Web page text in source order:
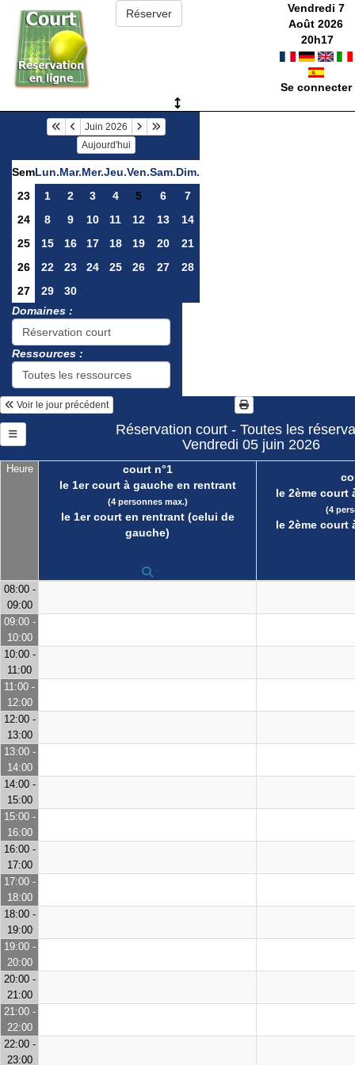
Vendredi 7
Août 2026
20h17
Se connecter
Juin 2026
Aujourd'hui
SemLun.Mar.Mer.Jeu.Ven.Sam.Dim.
23
1 2 3 4 5 6
7
24
8 9 10 11 12 13
14
25
15 16 17 18 19 20
21
26
22 23 24 25 26 27
28
27
29
30
Domaines :
Ressources :
Voir le jour précédent
Réservation court - Toutes les
Vendredi 05 juin 2026
Heure
court n°1
le 1er court à gauche en rentrant
(4 personnes max.)
le 1er court en rentrant (celui de
gauche)
le 2ème court
(4
le 2ème court
08:00 -
09:00
09:00 -
10:00
10:00 -
11:00
11:00 -
12:00
12:00 -
13:00
13:00 -
14:00
14:00 -
15:00
15:00 -
16:00
16:00 -
17:00
17:00 -
18:00
18:00 -
19:00
19:00 -
20:00
20:00 -
21:00
21:00 -
22:00
22:00 -
23:00